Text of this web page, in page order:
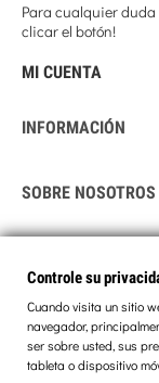
Para cualquier
clicar el botón!
MI CUENTA
INFORMACIÓN
SOBRE NOSOTROS
© 2013
Controle su
Cuando visita un sitio
navegador,
ser sobre usted, sus
tableta o dispositivo